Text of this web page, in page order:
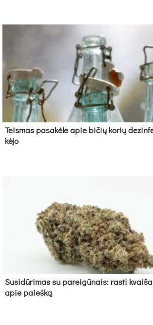
Teis­mas pa­sa­kė­le apie bi­čių ko­rių
kė­jo
Su­si­dū­ri­mas su pa­rei­gū­nais: ras­ti
apie paieš­ką